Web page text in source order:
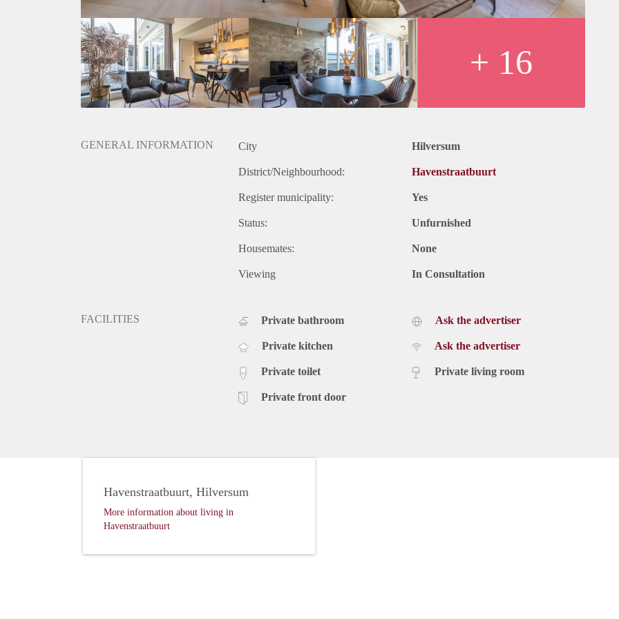
Woonomgeving: Als de Havenstraat in een rustige en aangename woonwijk ligt, kan dit bijdragen aan een prettige
leefomgeving voor bewoners.
Natuur en recreatie: De nabijheid van parken, natuurgebieden of recreatiemogelijkheden kan de kwaliteit van leven
verbeteren en ontspanningsmogelijkheden bieden.
+ 16
GENERAL INFORMATION City Hilversum
District/Neighbourhood: Havenstraatbuurt
Register municipality: Yes
Status: Unfurnished
Housemates: None
Viewing In Consultation
FACILITIES Private bathroom
Private kitchen
Private toilet
Private front door
Ask the advertiser
Ask the advertiser
Private living room
Havenstraatbuurt, Hilversum
More information about living in
Havenstraatbuurt